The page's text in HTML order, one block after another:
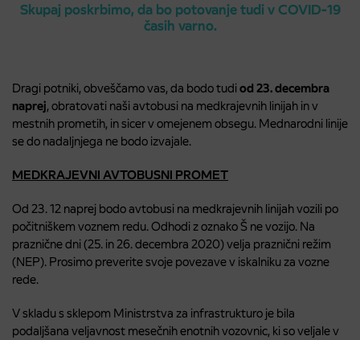
Skupaj poskrbimo, da bo potovanje tudi v COVID-19
časih varno.
Dragi potniki, obveščamo vas, da bodo tudiod 23. decembra
naprej, obratovati naši avtobusi na medkrajevnih linijah in v
mestnih prometih, in sicer v omejenem obsegu. Mednarodni linije
se do nadaljnjega ne bodo izvajale.
MEDKRAJEVNI AVTOBUSNI PROMET
Od 23. 12 naprej bodo avtobusi na medkrajevnih linijah vozili po
počitniškem voznem redu. Odhodi z oznako Š ne vozijo. Na
praznične dni (25. in 26. decembra 2020) velja praznični režim
(NEP). Prosimo preverite svoje povezave v iskalniku za vozne
rede.
V skladu s sklepom Ministrstva za infrastrukturo je bila
podaljšana veljavnost mesečnih enotnih vozovnic, ki so veljale v